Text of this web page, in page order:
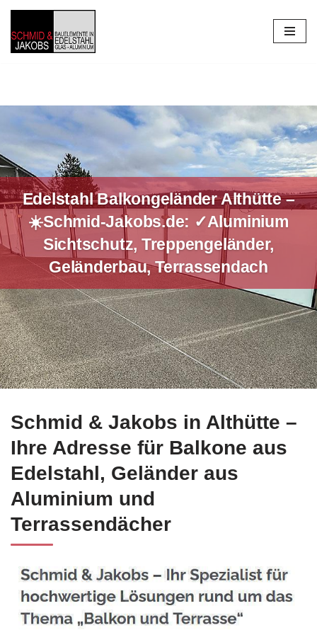
Zum
Inhalt
Edelstahl Balkongeländer Althütte –
☀️Schmid-Jakobs.de: ✓Aluminium
Sichtschutz, Treppengeländer,
Geländerbau, Terrassendach
☀️Schmid-Jakobs.de in Althütte bietet Edelstahl
Schmid & Jakobs in Althütte –
Ihre Adresse für Balkone aus
Edelstahl, Geländer aus
Aluminium und
Terrassendächer